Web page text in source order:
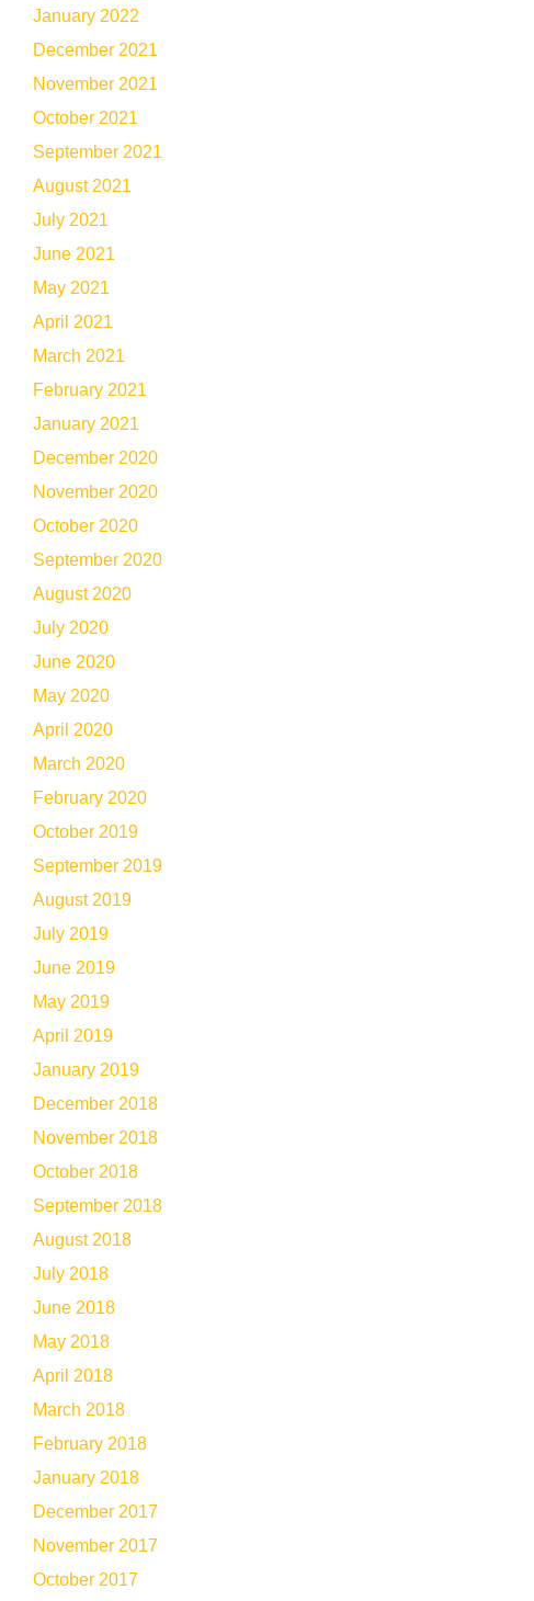
January 2022
December 2021
November 2021
October 2021
September 2021
August 2021
July 2021
June 2021
May 2021
April 2021
March 2021
February 2021
January 2021
December 2020
November 2020
October 2020
September 2020
August 2020
July 2020
June 2020
May 2020
April 2020
March 2020
February 2020
October 2019
September 2019
August 2019
July 2019
June 2019
May 2019
April 2019
January 2019
December 2018
November 2018
October 2018
September 2018
August 2018
July 2018
June 2018
May 2018
April 2018
March 2018
February 2018
January 2018
December 2017
November 2017
October 2017